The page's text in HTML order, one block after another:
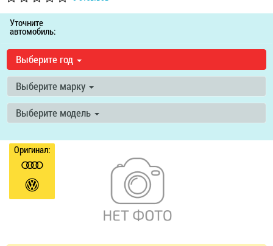
Уточните
автомобиль:
Выберите год
Выберите марку
Выберите модель
Оригинал: